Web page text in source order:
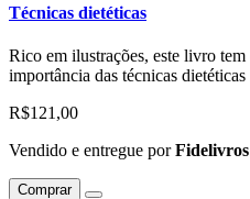
Técnicas dietéticas
Rico em ilustrações, este livro
importância das técnicas dietéticas
R$121,00
Vendido e entregue por
Comprar